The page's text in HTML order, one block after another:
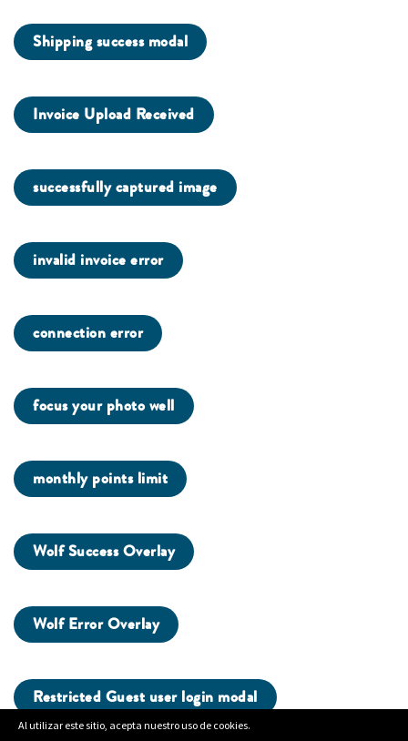
Shipping success modal
Invoice Upload Received
successfully captured image
invalid invoice error
connection error
focus your photo well
monthly points limit
Wolf Success Overlay
Wolf Error Overlay
Restricted Guest user login modal
Al utilizar este sitio, acepta nuestro uso de cookies.